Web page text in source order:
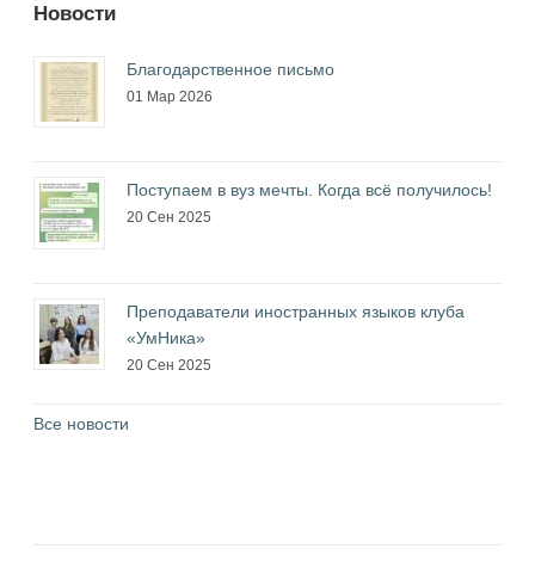
Новости
Благодарственное письмо
01 Мар 2026
Поступаем в вуз мечты. Когда всё получилось!
20 Сен 2025
Преподаватели иностранных языков клуба
«УмНика»
20 Сен 2025
Все новости